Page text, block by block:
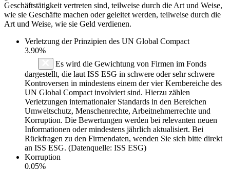
Geschäftstätigkeit vertreten sind, teilweise durch die Art und Weise,
wie sie Geschäfte machen oder geleitet werden, teilweise durch die
Art und Weise, wie sie Geld verdienen.
Verletzung der Prinzipien des UN Global Compact
3.90%
Es wird die Gewichtung von Firmen im Fonds
dargestellt, die laut ISS ESG in schwere oder sehr schwere
Kontroversen in mindestens einem der vier Kernbereiche des
UN Global Compact involviert sind. Hierzu zählen
Verletzungen internationaler Standards in den Bereichen
Umweltschutz, Menschenrechte, Arbeitnehmerrechte und
Korruption. Die Bewertungen werden bei relevanten neuen
Informationen oder mindestens jährlich aktualisiert. Bei
Rückfragen zu den Firmendaten, wenden Sie sich bitte direkt
an ISS ESG. (Datenquelle: ISS ESG)
Korruption
0.05%